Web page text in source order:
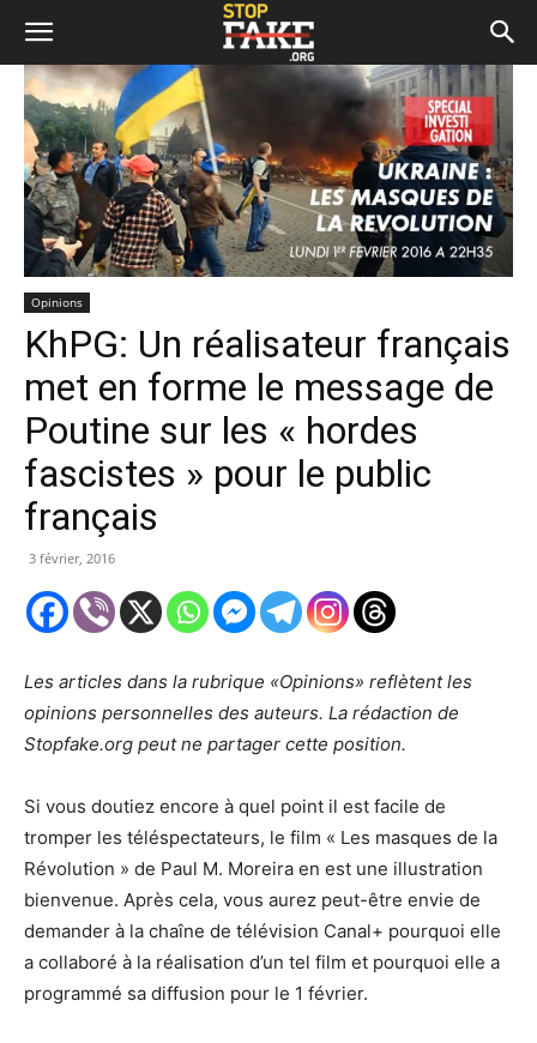
Opinions
KhPG: Un réalisateur français
met en forme le message de
Poutine sur les « hordes
fascistes » pour le public
français
3 février, 2016
Les articles dans la rubrique «Opinions» reflètent les
opinions personnelles des auteurs. La rédaction de
Stopfake.org peut ne partager cette position.
Si vous doutiez encore à quel point il est facile de
tromper les téléspectateurs, le film « Les masques de la
Révolution » de Paul M. Moreira en est une illustration
bienvenue. Après cela, vous aurez peut-être envie de
demander à la chaîne de télévision Canal+ pourquoi elle
a collaboré à la réalisation d’un tel film et pourquoi elle a
programmé sa diffusion pour le 1 février.